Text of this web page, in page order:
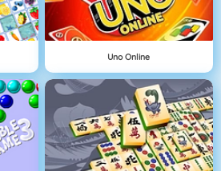
Uno Online